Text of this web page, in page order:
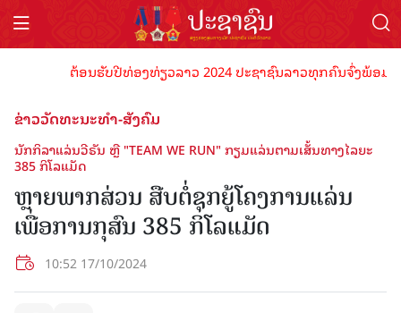
ຕ້ອນຮັບປີທ່ອງທ່ຽວລາວ 2024 ປະຊາຊົນລາວທຸກຄົນຈົ່ງພ້ອມເ
ຂ່າວວັດທະນະທຳ-ສັງຄົມ
ນັກກິລາແລ່ນວີຣັນ ຫຼື "TEAM WE RUN" ກຽມແລ່ນຕາມເສັ້ນທາງໄລຍະ
385 ກິໂລແມັດ
ຫຼາຍພາກສ່ວນ ສືບຕໍ່ຊຸກຍູ້ໂຄງການແລ່ນ
ເພື່ອການກຸສົນ 385 ກິໂລແມັດ
10:52 17/10/2024